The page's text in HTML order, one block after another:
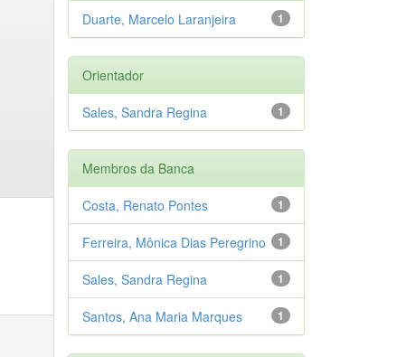
1
Duarte, Marcelo Laranjeira
Orientador
1
Sales, Sandra Regina
Membros da Banca
1
Costa, Renato Pontes
1
Ferreira, Mônica Dias Peregrino
1
Sales, Sandra Regina
1
Santos, Ana Maria Marques